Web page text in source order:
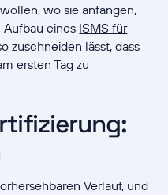
wo sie anfangen,
eines ISMS für
zuschneiden lässt, dass
ersten Tag zu
Verlauf, und